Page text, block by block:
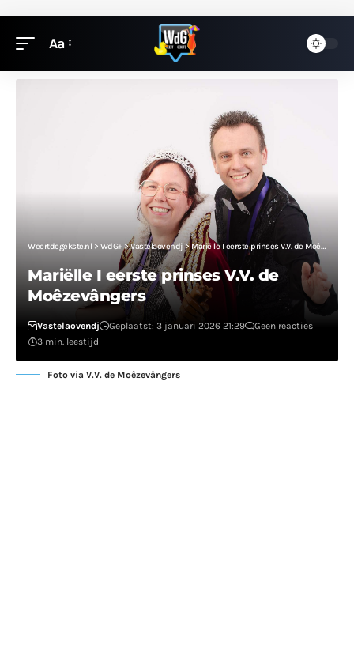
Aa
Weertdegekste.nl > WdG+>Vastelaovendj>Mariëlle I eerste prinses V.V. de Moêzevângers
Mariëlle I eerste prinses V.V. de
Moêzevângers
Vastelaovendj Geplaatst: 3 januari 2026 21:29
Geen reacties
3 min. leestijd
Foto via V.V. de Moêzevângers